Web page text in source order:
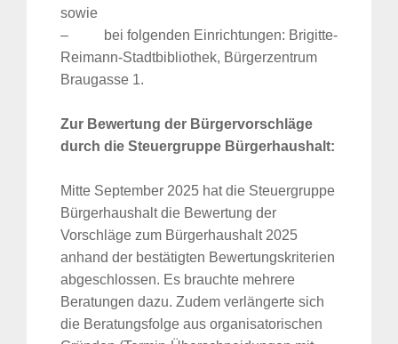
sowie
– bei folgenden Einrichtungen: Brigitte-
Reimann-Stadtbibliothek, Bürgerzentrum
Braugasse 1.
Zur Bewertung der Bürgervorschläge
durch die Steuergruppe Bürgerhaushalt:
Mitte September 2025 hat die Steuergruppe
Bürgerhaushalt die Bewertung der
Vorschläge zum Bürgerhaushalt 2025
anhand der bestätigten Bewertungskriterien
abgeschlossen. Es brauchte mehrere
Beratungen dazu. Zudem verlängerte sich
die Beratungsfolge aus organisatorischen